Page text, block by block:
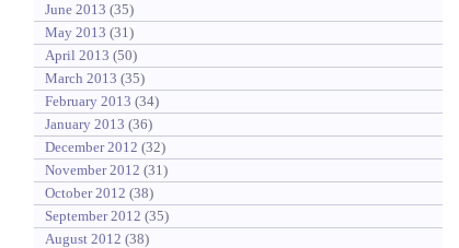
June 2013 (35)
May 2013 (31)
April 2013 (50)
March 2013 (35)
February 2013 (34)
January 2013 (36)
December 2012 (32)
November 2012 (31)
October 2012 (38)
September 2012 (35)
August 2012 (38)